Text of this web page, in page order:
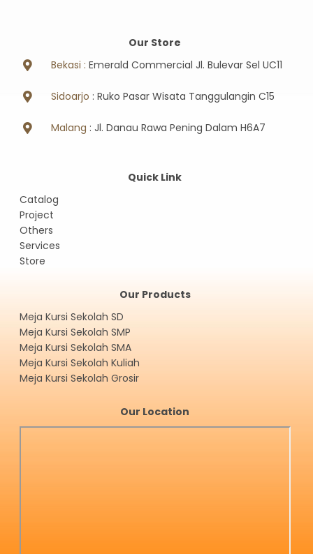
Our Store
Bekasi : Emerald Commercial Jl. Bulevar Sel UC11
Sidoarjo : Ruko Pasar Wisata Tanggulangin C15
Malang : Jl. Danau Rawa Pening Dalam H6A7
Quick Link
Catalog
Project
Others
Services
Store
Our Products
Meja Kursi Sekolah SD
Meja Kursi Sekolah SMP
Meja Kursi Sekolah SMA
Meja Kursi Sekolah Kuliah
Meja Kursi Sekolah Grosir
Our Location